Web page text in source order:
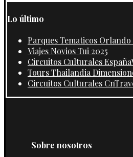
Lo último
Parques Tematicos Orlando
Viajes Novios Tui 2025
Circuitos Culturales
Tours Thailandia
Circuitos Culturales
Sobre nosotros